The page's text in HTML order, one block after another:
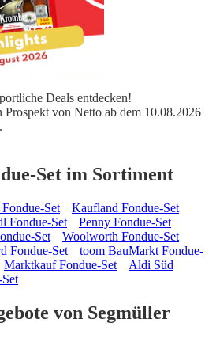
Deals entdecken!
Prospekt von Netto ab dem 10.08.2026
Set im Sortiment
Fondue-Set
Kaufland Fondue-Set
Fondue-Set
Penny Fondue-Set
Set
Woolworth Fondue-Set
Fondue-Set
toom BauMarkt Fondue-
Marktkauf Fondue-Set
Aldi Süd
von Segmüller